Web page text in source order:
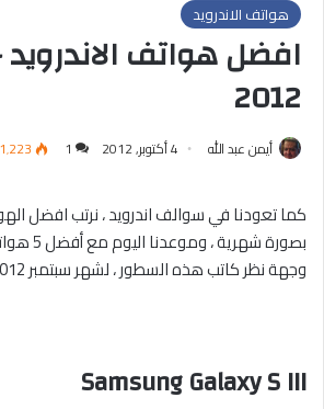
هواتف الاندرويد
افضل هواتف
2012
أيمن عبد الله 4 أكتوبر, 2012 1 1٬223
كما تعودنا في سوالف اندرويد ، نرتب افضل
بصورة
وجهة نظر كاتب هذه السطور ، لشهر سبتمبر 2012
Samsung Galaxy S III